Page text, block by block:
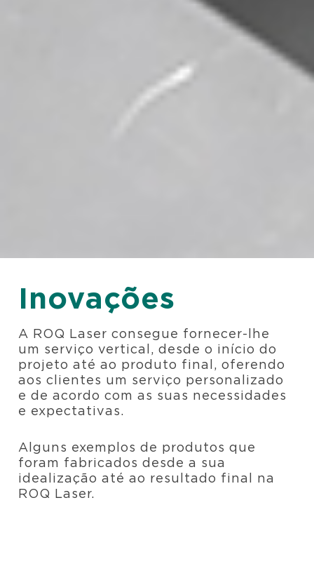
Inovações
A ROQ Laser consegue fornecer-lhe
um serviço vertical, desde o início do
projeto até ao produto final, oferendo
aos clientes um serviço personalizado
e de acordo com as suas necessidades
e expectativas.
Alguns exemplos de produtos que
foram fabricados desde a sua
idealização até ao resultado final na
ROQ Laser.